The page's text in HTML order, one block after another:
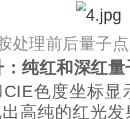
处理前后量子
纯红和深红
色度坐标
高纯的红光